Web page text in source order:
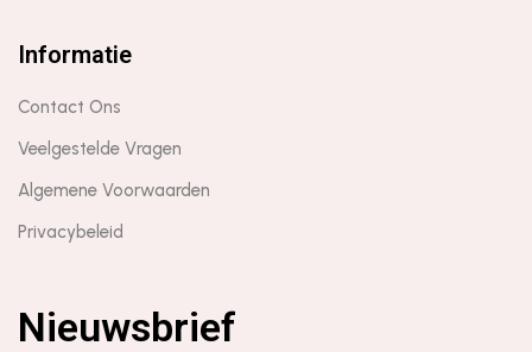
Informatie
Contact Ons
Veelgestelde Vragen
Algemene Voorwaarden
Privacybeleid
Nieuwsbrief